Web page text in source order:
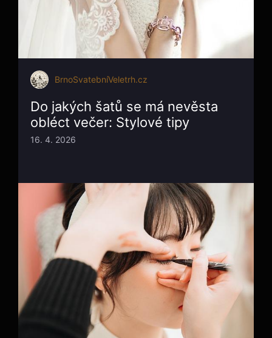
BrnoSvatebníVeletrh.cz
Do jakých šatů se má nevěsta
obléct večer: Stylové tipy
16. 4. 2026